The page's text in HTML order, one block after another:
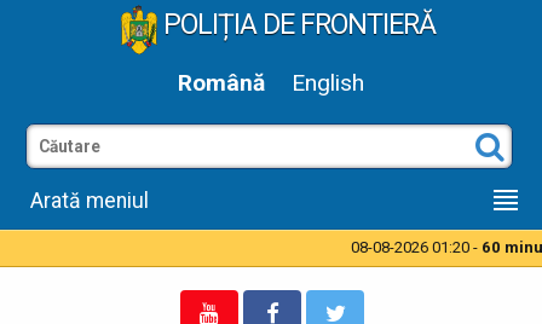
POLIȚIA DE FRONTIERĂ
Română English
Arată meniul
08-08-2026 01:20 -60